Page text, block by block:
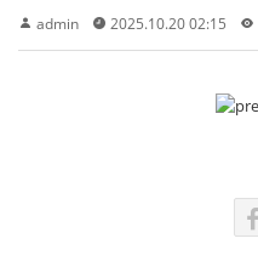
admin 2025.10.20 02:15